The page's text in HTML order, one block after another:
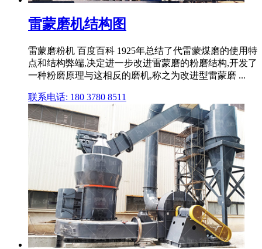
雷蒙磨机结构图
雷蒙磨粉机 百度百科 1925年总结了代雷蒙煤磨的使用特
点和结构弊端,决定进一步改进雷蒙磨的粉磨结构,开发了
一种粉磨原理与这相反的磨机,称之为改进型雷蒙磨 ...
联系电话: 180 3780 8511